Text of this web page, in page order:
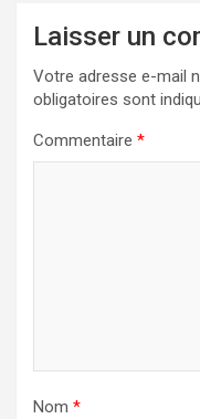
Laisser un
Votre adresse e-mail
obligatoires sont
Commentaire *
Nom *